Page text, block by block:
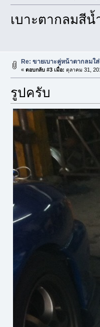
เบาะตากลมสีน้
Re: ขายเบาะคู่หน้าตากลมใ
« ตอบกลับ #3 เมื่อ: ตุลาคม 31,
รูปครับ